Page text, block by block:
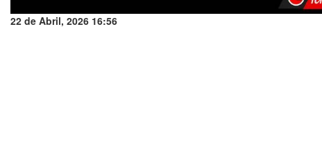
22 de Abril, 2026 16:56